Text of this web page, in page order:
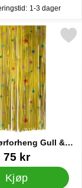
På lager
1-3 dager
Gull &
Stjerner
33604
75 kr
Kjøp
Dørforheng Gull